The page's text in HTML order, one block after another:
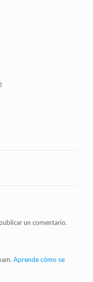
un comentario.
Aprende cómo se